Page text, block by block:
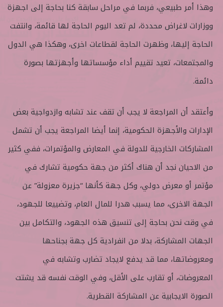
وهذا أمر طبيعي، فربما في مراحل سابقة كنا بحاجة إلى اجهزة
ووزارات لاغراض محددة، لم تعد اليوم الحاجة لها قائمة، وانتفت
الحاجة إليها، وظهرت الحاجة لقطاعات اخرى، وهكذا هي الدول
والمجتمعات، تعيد تقييم أداء مؤسساتها وأجهزتها بصورة
دائمة.
وأعتقد أن المراجعة لا يجب أن تقف عند تشابه وازدواجية بعض
الإدارات والأجهزة الحكومية، إنما أيضا المراجعة يجب أن تشمل
المشاركات الخارجية للدولة في المعارض والمؤتمرات، ففي كثير
من الاحيان نجد أن هناك أكثر من جهة حكومية تشارك في
مؤتمر أو معرض دولي، وكل جهة كأنها “جزيرة معزولة” عن
الجهة الاخرى، مما يسبب هدرا للمال العام، وتضييعا للجهود،
في وقت نحن بحاجة إلى تنسيق هذه الجهود، والتكامل بين
الجهات المشاركة، بدلا من انفرادية كل جهة بجناحها
ومعروضاتها، مما قد يدفع لايجاد تضارب وتشابه في
المعروضات، أو تقارب على الأقل، وفي الوقت نفسه قد يشتت
الصورة الايجابية عن المشاركة القطرية.